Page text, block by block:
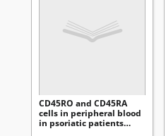
CD45RO and CD45RA
cells in peripheral blood
in psoriatic patients